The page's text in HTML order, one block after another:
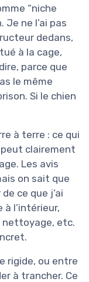
“niche
Je ne l’ai pas
dedans,
à la cage,
parce que
le même
Si le chien
à terre : ce qui
clairement
Les avis
on sait que
ce que j’ai
l’intérieur,
etc.
rigide, ou entre
à trancher. Ce